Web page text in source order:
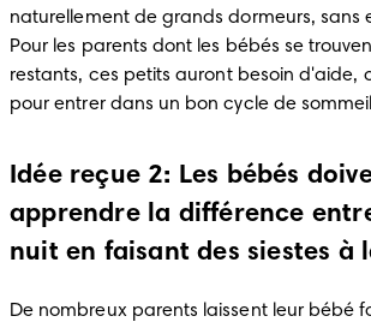
naturellement de grands dormeurs, sans
Pour les parents dont les bébés se
restants, ces petits auront besoin d'aide,
pour entrer dans un bon cycle de
Idée reçue 2: Les bébés
apprendre la différence
nuit en faisant des siestes à
De nombreux parents laissent leur bébé